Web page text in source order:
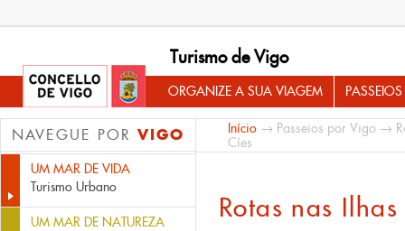
Turismo de Vigo
ORGANIZE A SUA VIAGEM
NAVEGUE POR VIGO
UM MAR DE VIDA
Turismo Urbano
UM MAR DE NATUREZA
Início → Passeios por Vigo →
Cíes
Rotas nas